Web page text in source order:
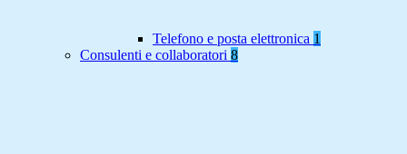
Telefono e posta elettronica 1
Consulenti e collaboratori 8